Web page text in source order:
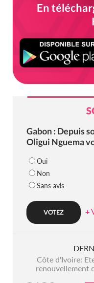
En
Gabon : Depuis
Oligui Nguema
Oui
Non
Sans avis
+
Côte d'Ivoire:
renouvellement